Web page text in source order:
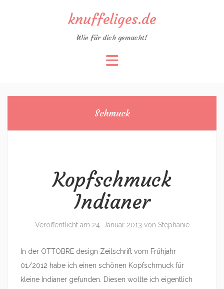
knuffeliges.de
Wie für dich gemacht!
Schmuck
Kopfschmuck
Indianer
Veröffentlicht am 24. Januar 2013 von Stephanie
In der OTTOBRE design Zeitschrift vom Frühjahr
01/2012 habe ich einen schönen Kopfschmuck für
kleine Indianer gefunden. Diesen wollte ich eigentlich